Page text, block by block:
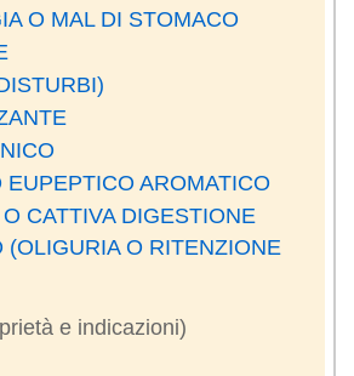
O MAL DI STOMACO
EUPEPTICO AROMATICO
CATTIVA DIGESTIONE
(OLIGURIA O RITENZIONE
e indicazioni)